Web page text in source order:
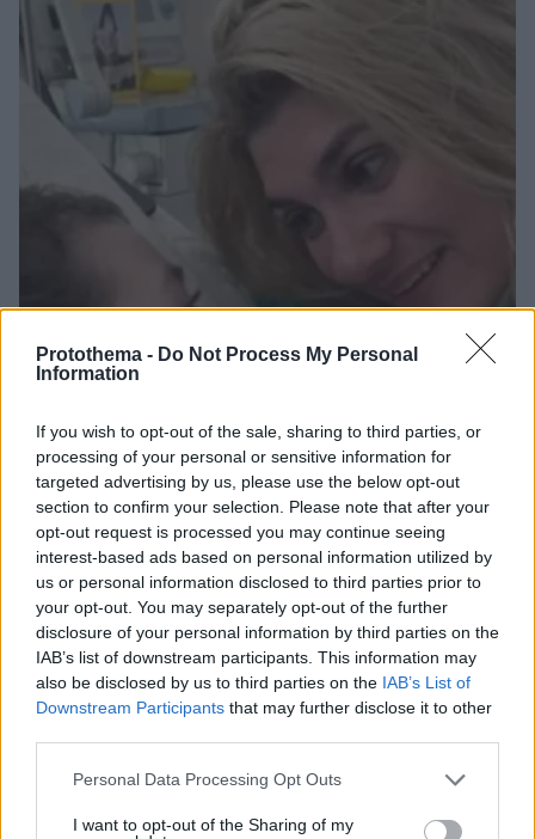
Protothema - Do Not Process My Personal
Information
If you wish to opt-out of the sale, sharing to third parties, or
processing of your personal or sensitive information for
targeted advertising by us, please use the below opt-out
section to confirm your selection. Please note that after your
opt-out request is processed you may continue seeing
interest-based ads based on personal information utilized by
us or personal information disclosed to third parties prior to
your opt-out. You may separately opt-out of the further
disclosure of your personal information by third parties on the
IAB’s list of downstream participants. This information may
also be disclosed by us to third parties on the IAB’s List of
Downstream Participants that may further disclose it to other
Please note that this website/app uses one or more Google
not limited to your visit or usage behaviour. You may click to
Personal Data Processing Opt Outs
I want to opt-out of the Sharing of my
Μυστήριο γύρω από το μακιγιάζ στη σορό της 9χρονης
Τζωρτζίνας - Τι λέει συγγενικό πρόσωπο
11.03.2022, 16:29